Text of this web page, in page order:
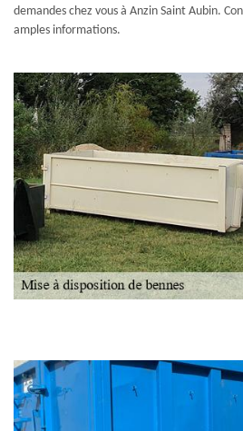
demandes chez vous à Anzin Saint Aubin.
amples informations.